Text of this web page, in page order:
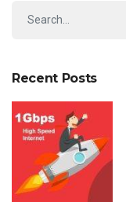
Recent Posts